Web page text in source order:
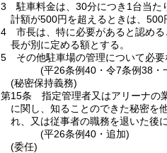
3
駐車料金は、30分につき1台当た
計額が500円を超えるときは、500
4
市長は、特に必要があると認め
長が別に定める額とする。
5
その他駐車場の管理について必要
(平26条例40・令7条例38・
(秘密保持義務)
第15条
指定管理者又はアリーナの
に関し、知ることのできた秘密を
れ、又は従事者の職務を退いた後
(平26条例40・追加)
(委任)